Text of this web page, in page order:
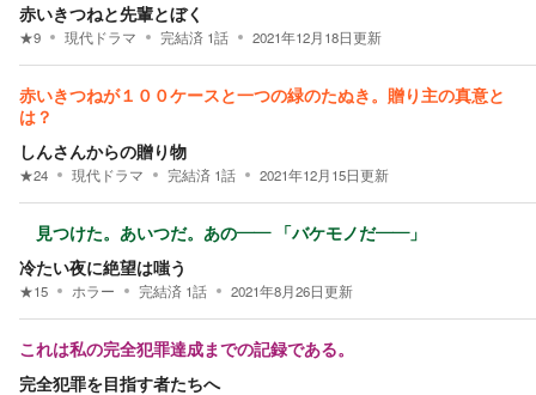
赤いきつねと先輩とぼく
★9 現代ドラマ 完結済 1話 2021年12月18日更新
赤いきつねが１００ケースと一つの緑のたぬき。贈り主の真意と
は？
しんさんからの贈り物
★24 現代ドラマ 完結済 1話 2021年12月15日更新
見つけた。あいつだ。あの―― 「バケモノだ――」
冷たい夜に絶望は嗤う
★15 ホラー 完結済 1話 2021年8月26日更新
これは私の完全犯罪達成までの記録である。
完全犯罪を目指す者たちへ